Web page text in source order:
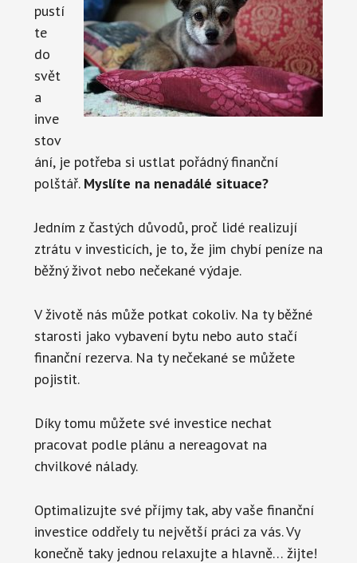
pustí
te
do
svět
a
inve
stov
ání, je potřeba si ustlat pořádný finanční
polštář. Myslíte na nenadálé situace?
Jedním z častých důvodů, proč lidé realizují
ztrátu v investicích, je to, že jim chybí peníze na
běžný život nebo nečekané výdaje.
V životě nás může potkat cokoliv. Na ty běžné
starosti jako vybavení bytu nebo auto stačí
finanční rezerva. Na ty nečekané se můžete
pojistit.
Díky tomu můžete své investice nechat
pracovat podle plánu a nereagovat na
chvilkové nálady.
Optimalizujte své příjmy tak, aby vaše finanční
investice oddřely tu největší práci za vás. Vy
konečně taky jednou relaxujte a hlavně… žijte!